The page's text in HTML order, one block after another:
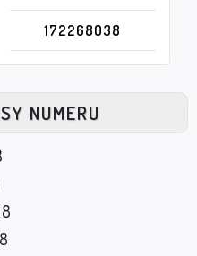
172268038
NUMERU